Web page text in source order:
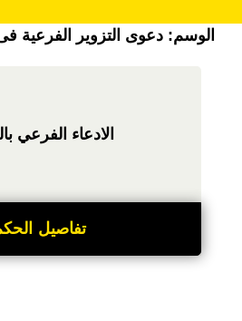
الوسم: دعوى التزوير الفرعية
الادعاء الفرعي
تفاصيل